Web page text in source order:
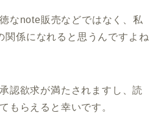
なnote販売などではなく、私
関係になれると思うんですよね
認欲求が満たされますし、読
もらえると幸いです。